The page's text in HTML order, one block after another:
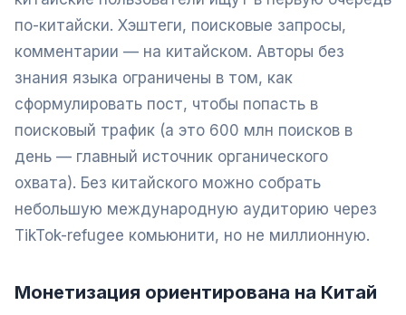
по-китайски. Хэштеги, поисковые запросы,
комментарии — на китайском. Авторы без
знания языка ограничены в том, как
сформулировать пост, чтобы попасть в
поисковый трафик (а это 600 млн поисков в
день — главный источник органического
охвата). Без китайского можно собрать
небольшую международную аудиторию через
TikTok-refugee комьюнити, но не миллионную.
Монетизация ориентирована на Китай